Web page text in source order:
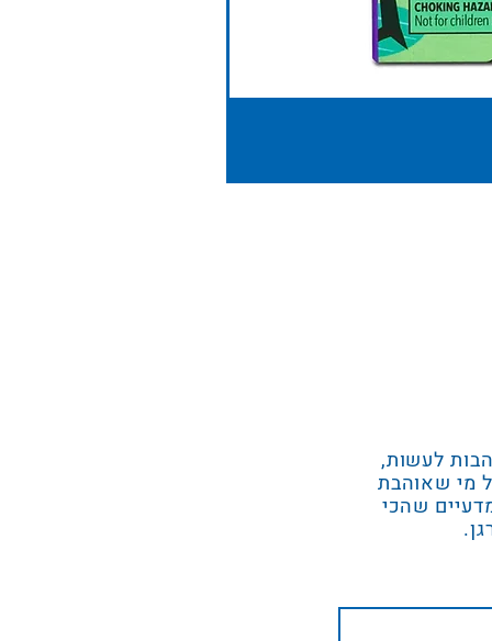
לעשות,
מי שאוהבת
שהכי